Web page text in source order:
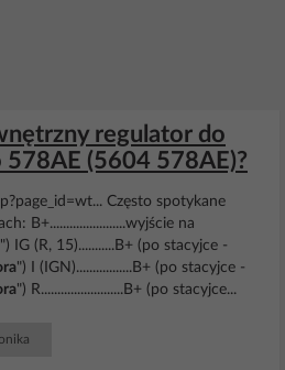
regulator do
(5604 578AE)?
Często spotykane
B+.......................wyjście na
(R, 15)...........B+ (po stacyjce -
") I (IGN).................B+ (po stacyjce -
") R.........................B+ (po stacyjce...